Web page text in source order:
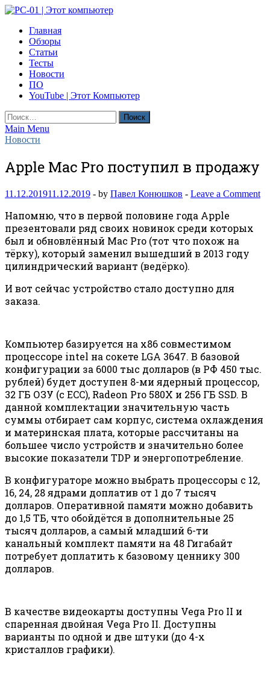
Skip
content
PC-01 | Этот компьютер
Компьютерные новости
Главная
Обзоры
Статьи
Тесты
Новости
ПО
YouTube | Этот Компьютер
Найти:
Main Menu
Новости
Apple Mac Pro поступил в продажу
11.12.201911.12.2019 - by Павел Конюшков - Leave a Comment
Напомню, что в первой половине года Apple
презентовали ряд своих новинок среди которых
был и обновлённый Mac Pro (тот что похож на
тёрку), который заменил вышедший в 2013 году
цилиндрический вариант (ведёрко).
И вот сейчас устройство стало доступно для
заказа.
Компьютер базируется на x86 совместимом
процессоре intel на сокете LGA 3647. В базовой
конфигурации за 6000 тыс долларов (в РФ 450 тыс.
рублей) будет доступен 8-ми ядерный процессор,
32 ГБ ОЗУ (с ECC), Radeon Pro 580X и 256 ГБ SSD. В
данной комплектации значительную часть
суммы отбирает сам корпус, система охлаждения
и материнская плата, которые рассчитаны на
большее число устройств и значительно более
высокие показатели TDP и энергопотребление.
В конфигураторе можно выбрать процессоры с 12,
16, 24, 28 ядрами доплатив от 1 до 7 тысяч
долларов. Оперативной памяти можно добавить
до 1,5 ТБ, что обойдётся в дополнительные 25
тысяч долларов, а самый младший 6-ти
канальный комплект памяти на 48 Гигабайт
потребует доплатить к базовому ценнику 300
долларов.
В качестве видеокарты доступны Vega Pro II и
спаренная двойная Vega Pro II. Доступны
варианты по одной и две штуки (до 4-х
кристаллов графики).